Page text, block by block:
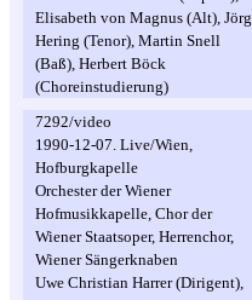
Elisabeth von Magnus (Alt), Jörg
Hering (Tenor), Martin Snell
(Baß), Herbert Böck
(Choreinstudierung)
7292/video
1990-12-07. Live/Wien,
Hofburgkapelle
Orchester der Wiener
Hofmusikkapelle, Chor der
Wiener Staatsoper, Herrenchor,
Wiener Sängerknaben
Uwe Christian Harrer (Dirigent),